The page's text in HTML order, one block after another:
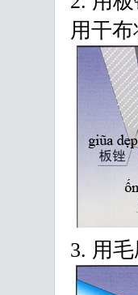
用干
3. 用